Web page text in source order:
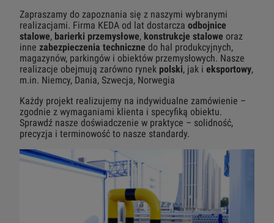
Zapraszamy do zapoznania się z naszymi wybranymi
realizacjami. Firma KEDA od lat dostarcza odbojnice
stalowe, barierki przemysłowe, konstrukcje stalowe oraz
inne zabezpieczenia techniczne do hal produkcyjnych,
magazynów, parkingów i obiektów przemysłowych. Nasze
realizacje obejmują zarówno rynek polski, jak i eksportowy,
m.in. Niemcy, Dania, Szwecja, Norwegia
Każdy projekt realizujemy na indywidualne zamówienie –
zgodnie z wymaganiami klienta i specyfiką obiektu.
Sprawdź nasze doświadczenie w praktyce – solidność,
precyzja i terminowość to nasze standardy.